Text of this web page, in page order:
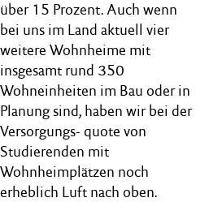
über 15 Prozent. Auch wenn
bei uns im Land aktuell vier
weitere Wohnheime mit
insgesamt rund 350
Wohneinheiten im Bau oder in
Planung sind, haben wir bei der
Versorgungs- quote von
Studierenden mit
Wohnheimplätzen noch
erheblich Luft nach oben.